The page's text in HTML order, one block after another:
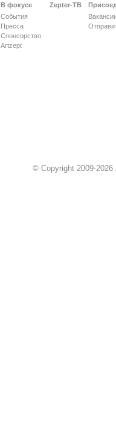
В фокусе
События
Пресса
Спонсорство
Artzept
Zepter-ТВ
© Copyright 2009-